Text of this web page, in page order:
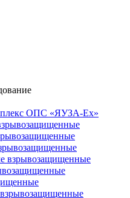
ОПС «ЯУЗА-Ех»
взрывозащищенные